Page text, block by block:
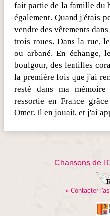
fait partie de la famille du
également. Quand j'étais
vendre des vêtements
trois roues. Dans la rue,
ou arbané. En échange,
boulgour, des lentilles
la première fois que j'ai
resté dans ma
ressortie en France
Omer. Il en jouait, et j'ai
Chansons de
» Contacter